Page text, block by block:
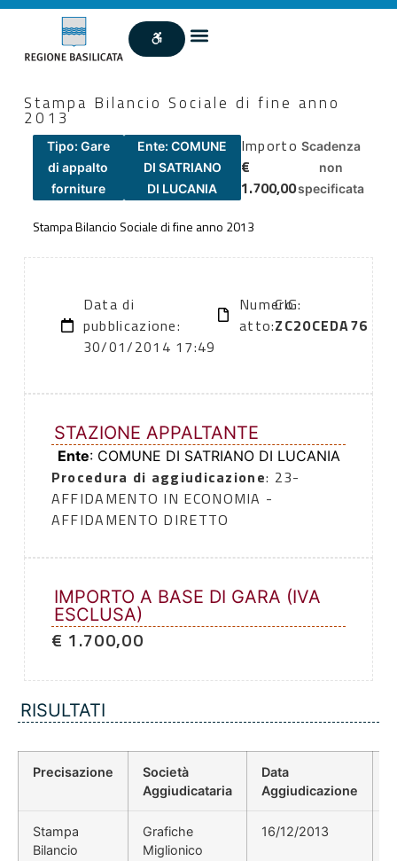
Stampa Bilancio Sociale di fine anno
2013
Tipo: Gare
di appalto
forniture
Ente: COMUNE
DI SATRIANO
DI LUCANIA
Importo
€
1.700,00
Scadenza
non
specificata
Stampa Bilancio Sociale di fine anno 2013
Data di
pubblicazione:
30/01/2014 17:49
Numero
atto:
CIG:
ZC20CEDA76
STAZIONE APPALTANTE
Ente: COMUNE DI SATRIANO DI LUCANIA
Procedura di aggiudicazione: 23-
AFFIDAMENTO IN ECONOMIA -
AFFIDAMENTO DIRETTO
IMPORTO A BASE DI GARA (IVA
ESCLUSA)
€ 1.700,00
RISULTATI
Precisazione
Società
Aggiudicataria
Data
Aggiudicazione
Stampa
Bilancio
Grafiche
Miglionico
16/12/2013